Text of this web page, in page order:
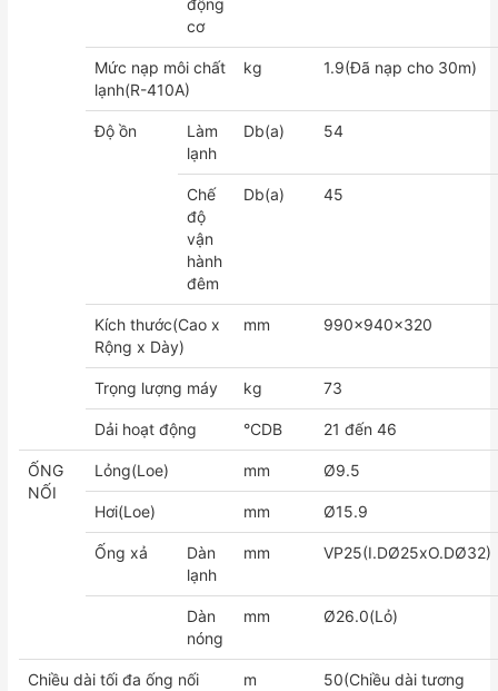
động
cơ
Mức nạp môi chất
lạnh(R-410A)
kg 1.9(Đã nạp cho 30m)
Độ ồn
Làm
lạnh
Db(a) 54
Chế
độ
vận
hành
đêm
Db(a) 45
Kích thước(Cao x
Rộng x Dày)
mm 990x940x320
Trọng lượng máy kg 73
Dải hoạt động °CDB 21 đến 46
ỐNG
NỐI
Lỏng(Loe) mm Ø9.5
Hơi(Loe) mm Ø15.9
Ống xả
Dàn
lạnh
mm VP25(I.DØ25xO.DØ32)
Dàn
nóng
mm Ø26.0(Lỏ)
Chiều dài tối đa ống nối
m
50(Chiều dài tương